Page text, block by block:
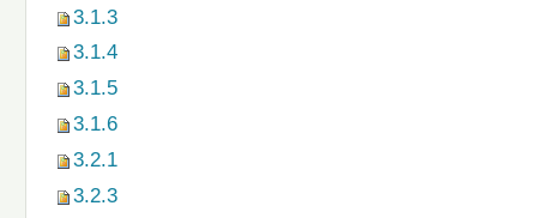
3.1.3
3.1.4
3.1.5
3.1.6
3.2.1
3.2.3